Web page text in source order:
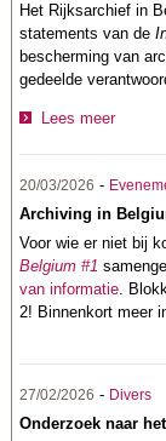
Het Rijksarchief in
statements van de
bescherming van
gedeelde
Lees meer
20/03/2026 -
Archiving in
Voor wie er niet bij
Belgium #1
van informatie.
2! Binnenkort meer
27/02/2026 - Divers
Onderzoek naar